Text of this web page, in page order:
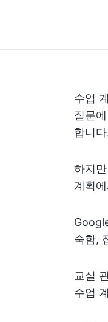
수업
질문
합니
하지
계획
숙함,
교실
수업